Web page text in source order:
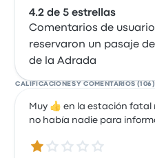
4.2 de 5 estrellas
Comentarios de
reservaron un pasaje
de la Adrada
CALIFICACIONES Y COMENTARIOS (106)
Muy 👍 en la estación
no había nadie para
1.0 de 5 estrellas